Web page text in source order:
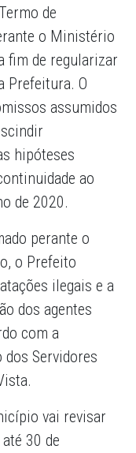
de
o Ministério
fim de regularizar
Prefeitura. O
assumidos
hipóteses
ao
de 2020.
perante o
o Prefeito
ilegais e a
dos agentes
com a
Servidores
vai revisar
30 de